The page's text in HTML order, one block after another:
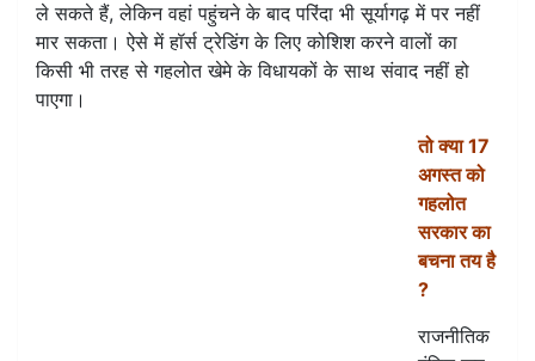
ले सकते हैं, लेकिन वहां पहुंचने के बाद परिंदा भी सूर्यागढ़ में पर नहीं
मार सकता। ऐसे में हॉर्स ट्रेडिंग के लिए कोशिश करने वालों का
किसी भी तरह से गहलोत खेमे के विधायकों के साथ संवाद नहीं हो
पाएगा।
तो क्या 17
अगस्त को
गहलोत
सरकार का
बचना तय है
?
राजनीतिक